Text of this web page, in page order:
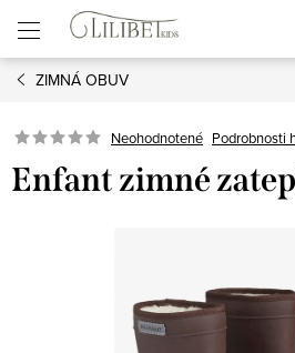
obsah
ZIMNÁ OBUV
Neohodnotené Podrobnosti
Enfant zimné